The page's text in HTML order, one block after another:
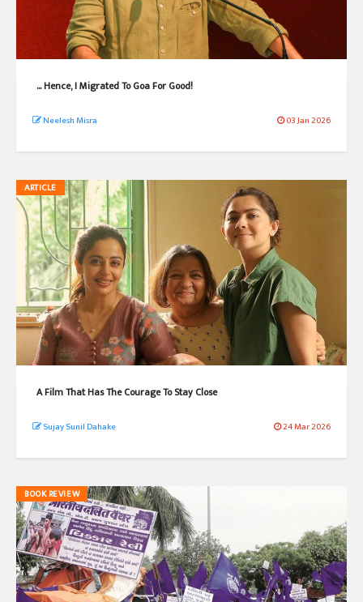
... Hence, I Migrated To Goa For Good!
Neelesh Misra 03 Jan 2026
ARTICLE
A Film That Has The Courage To Stay Close
Sujay Sunil Dahake 24 Mar 2026
BOOK REVIEW